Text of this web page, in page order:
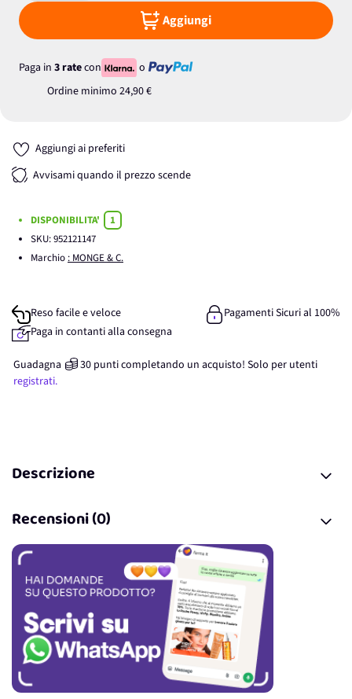
Aggiungi
Paga in 3 ratecon
o
Ordine minimo 24,90 €
Aggiungi ai preferiti
Avvisami quando il prezzo scende
DISPONIBILITA'
1
SKU:952121147
Marchio : MONGE & C.
Reso facile e veloce
Pagamenti Sicuri al 100%
Paga in contanti alla consegna
Guadagna 30 punticompletando un acquisto! Solo per utenti
registrati.
Descrizione
Recensioni (0)